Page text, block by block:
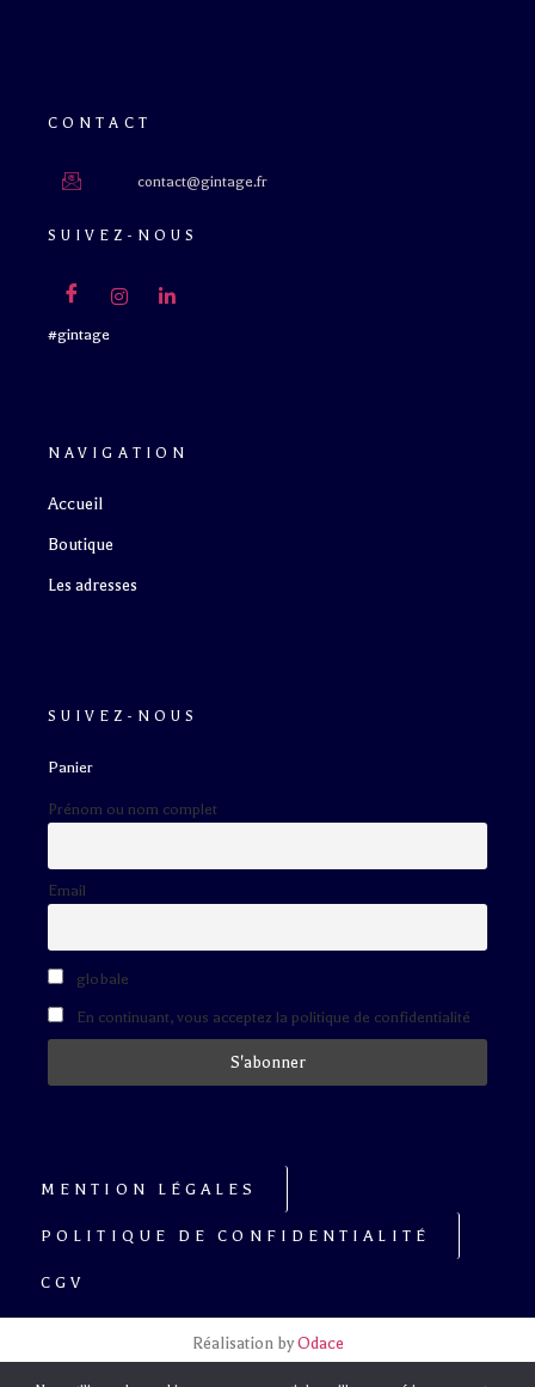
CONTACT
contact@gintage.fr
SUIVEZ-NOUS
#gintage
NAVIGATION
Accueil
Boutique
Les adresses
SUIVEZ-NOUS
Panier
Prénom ou nom complet
Email
globale
En continuant, vous acceptez la politique de confidentialité
MENTION LÉGALES
POLITIQUE DE CONFIDENTIALITÉ
CGV
Réalisation byOdace